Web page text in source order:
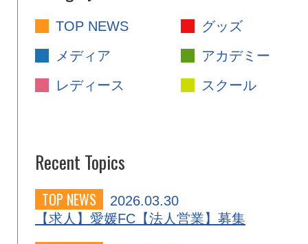
TOP NEWS
グッズ
メディア
アカデミー
レディース
スクール
Recent Topics
TOP NEWS
2026.03.30
【求人】愛媛FC【法人営業】募集